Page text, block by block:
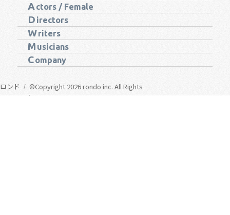
A ctors / Female
D irectors
Writers
M usicians
Company
ロンド
©Copyright 2026 rondo inc. All Rights
Reserved.